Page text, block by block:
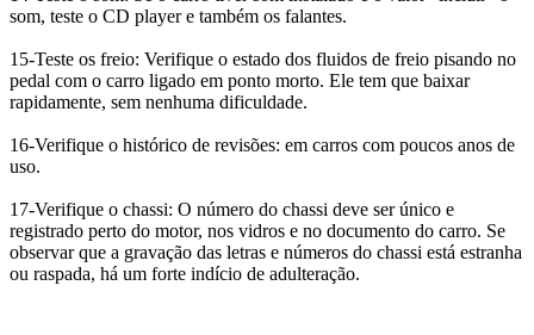
som, teste o CD player e também os falantes.
15-Teste os freio: Verifique o estado dos fluidos de freio pisando no
pedal com o carro ligado em ponto morto. Ele tem que baixar
rapidamente, sem nenhuma dificuldade.
16-Verifique o histórico de revisões: em carros com poucos anos de
uso.
17-Verifique o chassi: O número do chassi deve ser único e
registrado perto do motor, nos vidros e no documento do carro. Se
observar que a gravação das letras e números do chassi está estranha
ou raspada, há um forte indício de adulteração.